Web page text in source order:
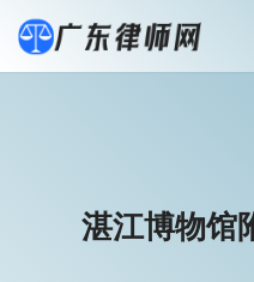
湛江博物馆